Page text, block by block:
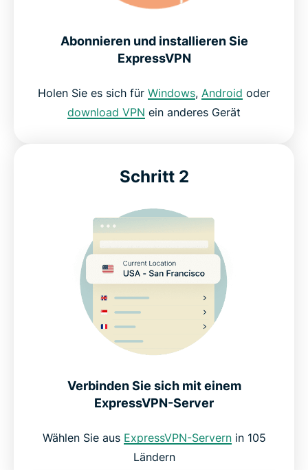
Entwickelt für reale Gaming-Umgebungen
Bleiben Sie sicher mit Ihren Lieblingsspielen
Schützen Sie beim Gaming Ihre Daten sowie Ihre
Was unsere zufriedensten Kunden sagen
FAQ zu Gaming-VPNs
ExpressVPN für Gaming: Testen Sie es risikofrei
Abonnieren und installieren Sie
ExpressVPN
Holen Sie es sich für Windows, Android oder
download VPN ein anderes Gerät
Schritt 2
Verbinden Sie sich mit einem
ExpressVPN-Server
Wählen Sie aus ExpressVPN-Servernin 105
Ländern